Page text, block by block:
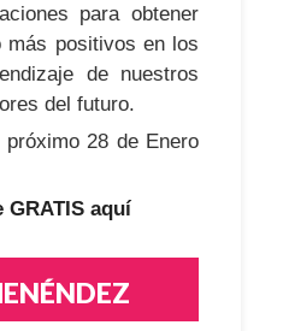
para obtener
más positivos en los
de nuestros
del futuro.
próximo 28 de Enero
GRATIS aquí